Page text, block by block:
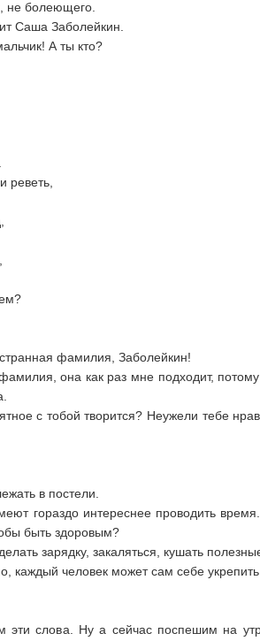
не болеющего.
Саша Заболейкин.
А ты кто?
реветь,
фамилия, Заболейкин!
она как раз мне подходит,
с тобой творится? Неужели тебе
в постели.
гораздо интереснее проводить
быть здоровым?
зарядку, закаляться, кушать
каждый человек может сам себе
эти слова. Ну а сейчас поспешим на